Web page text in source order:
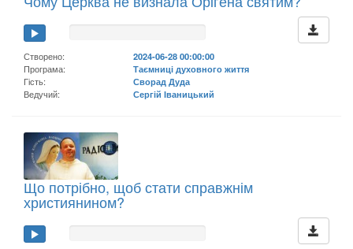
Створено:
2024-06-28 00:00:00
Програма:
Таємниці духовного життя
Гість:
Сворад Дуда
Ведучий:
Сергій Іваницький
Що потрібно, щоб стати справжнім
християнином?